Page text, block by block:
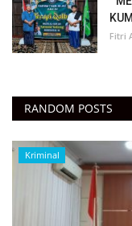
Fitri
RANDOM POSTS
Kriminal